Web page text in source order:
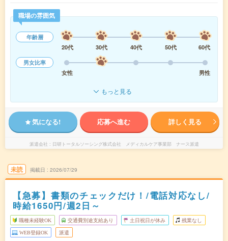
職場の雰囲気
年齢層
20代
30代 40代 50代
60代
男女比率
女性
男性
もっと見る
気になる! 応募へ進む 詳しく見る
派遣会社 日研トータルソーシング株式会社 メディカルケア事業部 ナース派遣
未読 掲載日 2026/07/29
【急募】書類のチェックだけ！/電話対応なし/
時給1650円/週2日～
職種未経験OK 交通費別途支給あり 土日祝日が休み 残業なし
WEB登録OK 派遣